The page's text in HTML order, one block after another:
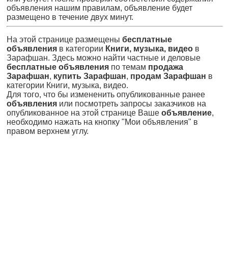
объявления нашим правилам, объявление будет
размещено в течение двух минут.
На этой странице размещены бесплатные
объявления в категории Книги, музыка, видео в
Зарафшан. Здесь можно найти частные и деловые
бесплатные объявления по темам продажа
Зарафшан, купить Зарафшан, продам Зарафшан в
категории Книги, музыка, видео.
Для того, что бы измененить опубликованные ранее
объявления или посмотреть запросы заказчиков на
опубликованное на этой странице Ваше объявление,
необходимо нажать на кнопку "Мои объявления" в
правом верхнем углу.